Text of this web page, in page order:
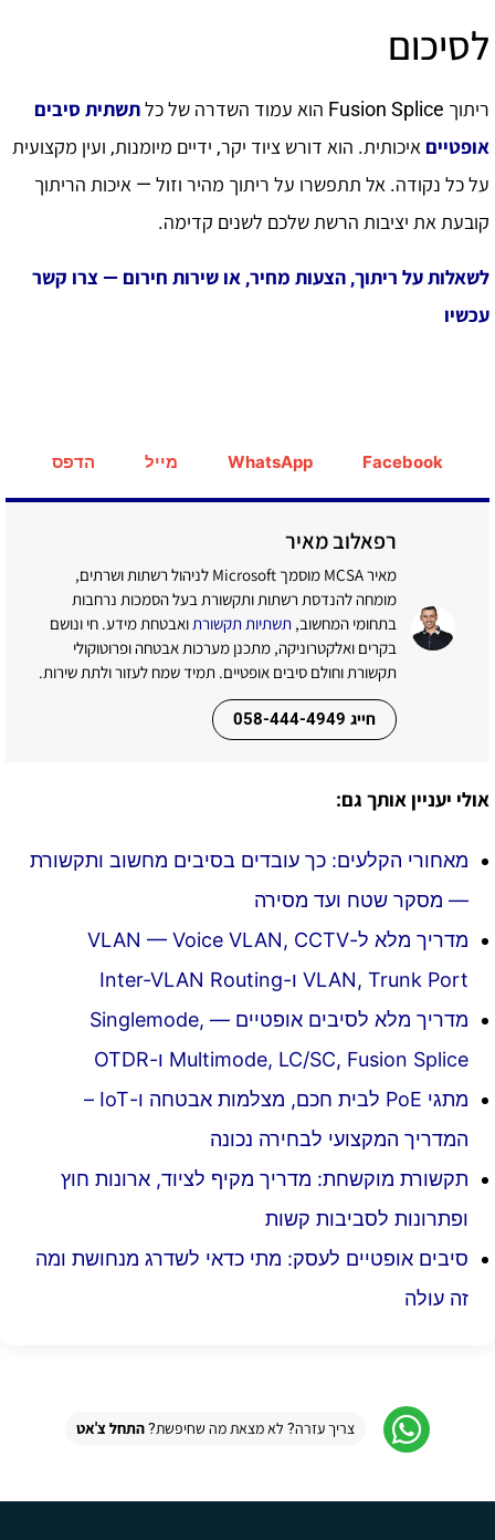
לסיכום
ריתוך Fusion Splice הוא עמוד השדרה של כל
תשתית סיבים
אופטיים איכותית. הוא דורש ציוד יקר, ידיים מיומנות, ועין מקצועית
על כל נקודה. אל תתפשרו על ריתוך מהיר וזול — איכות הריתוך
קובעת את יציבות הרשת שלכם לשנים קדימה.
לשאלות על ריתוך, הצעות מחיר, או שירות חירום — צרו קשר
עכשיו
Facebook
WhatsApp מייל הדפס
רפאלוב מאיר
מאיר MCSA מוסמך Microsoft לניהול רשתות ושרתים,
מומחה להנדסת רשתות ותקשורת בעל הסמכות נרחבות
בתחומי המחשוב, תשתיות תקשורתואבטחת מידע. חי ונושם
בקרים ואלקטרוניקה, מתכנן מערכות אבטחה ופרוטוקולי
תקשורת וחולם סיבים אופטיים. תמיד שמח לעזור ולתת שירות.
חייג 058-444-4949
אולי יעניין אותך גם:
מאחורי הקלעים: כך עובדים בסיבים מחשוב ותקשורת
— מסקר שטח ועד מסירה
מדריך מלא ל-VLAN — Voice VLAN, CCTV
VLAN, Trunk Port ו-Inter-VLAN Routing
מדריך מלא לסיבים אופטיים — Singlemode,
Multimode, LC/SC, Fusion Splice ו-OTDR
מתגי PoE לבית חכם, מצלמות אבטחה ו-IoT –
המדריך המקצועי לבחירה נכונה
תקשורת מוקשחת: מדריך מקיף לציוד, ארונות חוץ
ופתרונות לסביבות קשות
סיבים אופטיים לעסק: מתי כדאי לשדרג מנחושת ומה
זה עולה
צריך עזרה? לא מצאת מה שחיפשת?התחל צ'אט